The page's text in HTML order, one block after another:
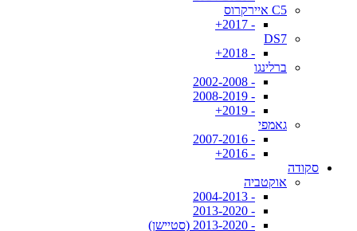
C5 איירקרוס
- 2017+
DS7
- 2018+
ברלינגו
- 2002-2008
- 2008-2019
- 2019+
גאמפי
- 2007-2016
- 2016+
סקודה
אוקטביה
- 2004-2013
- 2013-2020
- 2013-2020 (סטיישן)